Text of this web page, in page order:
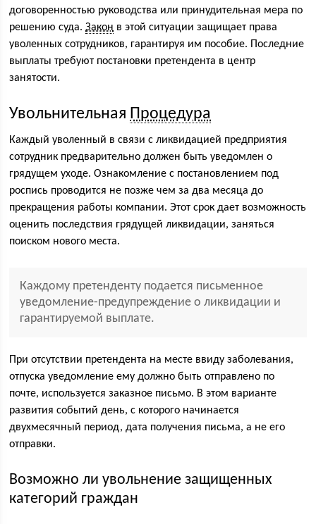
договоренностью руководства или принудительная мера по
решению суда.Закон в этой ситуации защищает права
уволенных сотрудников, гарантируя им пособие. Последние
выплаты требуют постановки претендента в центр
занятости.
Увольнительная Процедура
Каждый уволенный в связи с ликвидацией предприятия
сотрудник предварительно должен быть уведомлен о
грядущем уходе. Ознакомление с постановлением под
роспись проводится не позже чем за два месяца до
прекращения работы компании. Этот срок дает возможность
оценить последствия грядущей ликвидации, заняться
поиском нового места.
Каждому претенденту подается письменное
уведомление-предупреждение о ликвидации и
гарантируемой выплате.
При отсутствии претендента на месте ввиду заболевания,
отпуска уведомление ему должно быть отправлено по
почте, используется заказное письмо. В этом варианте
развития событий день, с которого начинается
двухмесячный период, дата получения письма, а не его
отправки.
Возможно ли увольнение защищенных
категорий граждан